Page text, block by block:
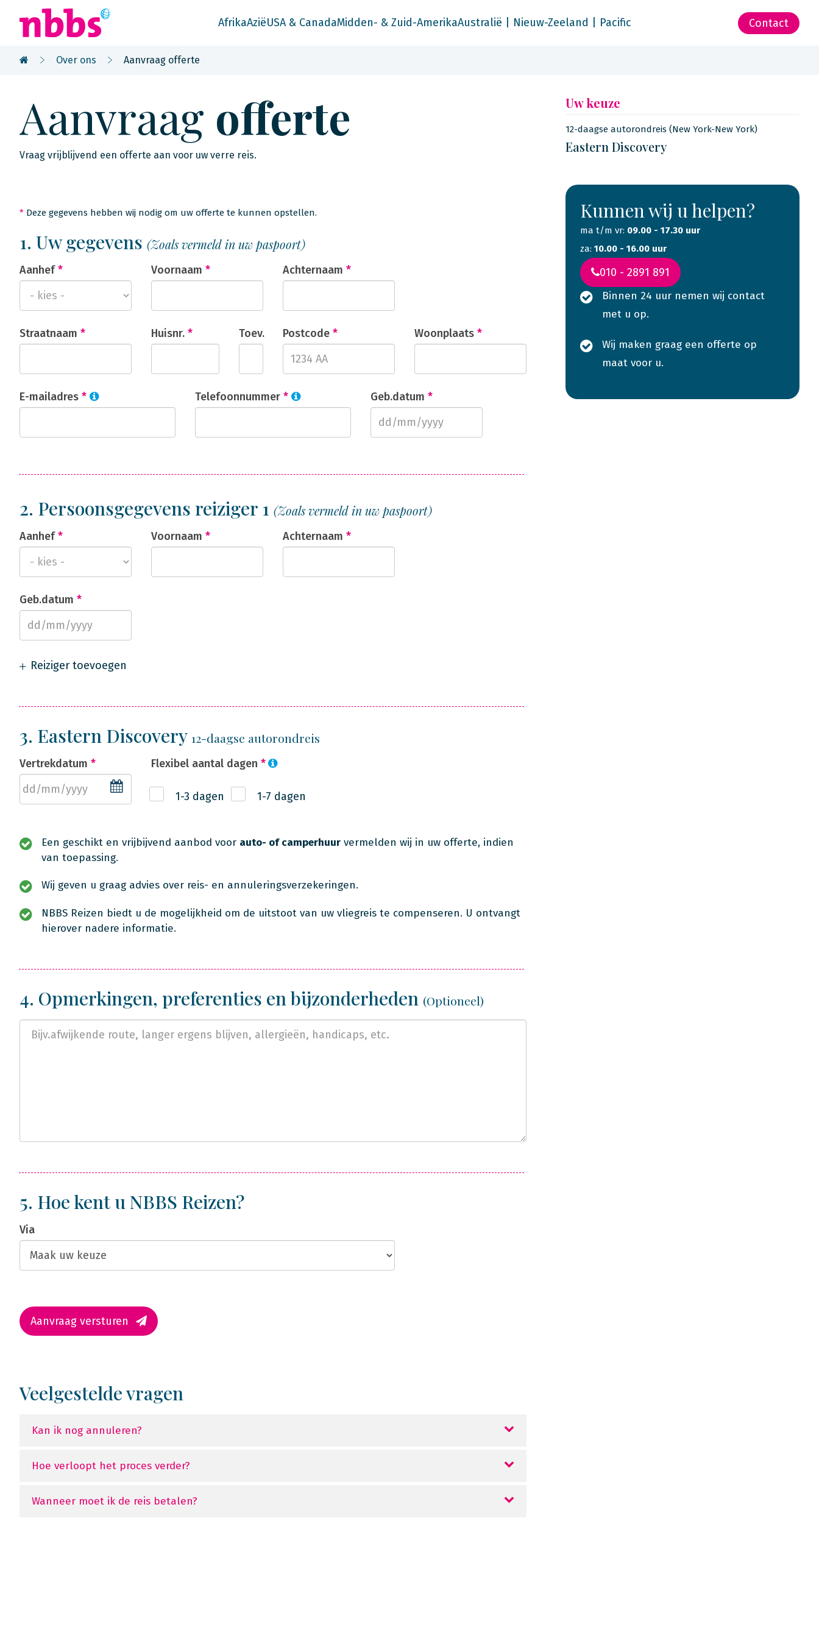
AfrikaAziëUSA & CanadaMidden- & Zuid-AmerikaAustralië | Nieuw-Zeeland | Pacific Contact
Over ons Aanvraag offerte
Aanvraag offerte
Vraag vrijblijvend een offerte aan voor uw verre reis.
* Deze gegevens hebben wij nodig om uw offerte te kunnen opstellen.
1. Uw gegevens (Zoals vermeld in uw paspoort)
Aanhef* Voornaam * Achternaam *
Straatnaam * Huisnr. * Toev. Postcode * Woonplaats *
E-mailadres * Telefoonnummer * Geb.datum *
2. Persoonsgegevens reiziger 1 (Zoals vermeld in uw paspoort)
Aanhef* Voornaam * Achternaam *
Geb.datum *
Reiziger toevoegen
3. Eastern Discovery 12-daagse autorondreis
Vertrekdatum * Flexibel aantal dagen *
1-3 dagen 1-7 dagen
Een geschikt en vrijbijvend aanbod voor auto- of camperhuur vermelden wij in uw offerte, indien
van toepassing.
Wij geven u graag advies over reis- en annuleringsverzekeringen.
NBBS Reizen biedt u de mogelijkheid om de uitstoot van uw vliegreis te compenseren. U ontvangt
hierover nadere informatie.
4. Opmerkingen, preferenties en bijzonderheden (Optioneel)
5. Hoe kent u NBBS Reizen?
Via
Aanvraag versturen
Veelgestelde vragen
Kan ik nog annuleren?
Hoe verloopt het proces verder?
Wanneer moet ik de reis betalen?
Uw keuze
12-daagse autorondreis (New York-New York)
Eastern Discovery
Kunnen wij u helpen?
ma t/m vr: 09.00 - 17.30 uur
za: 10.00 - 16.00 uur
010 - 2891 891
Binnen 24 uur nemen wij contact
met u op.
Wij maken graag een offerte op
maat voor u.